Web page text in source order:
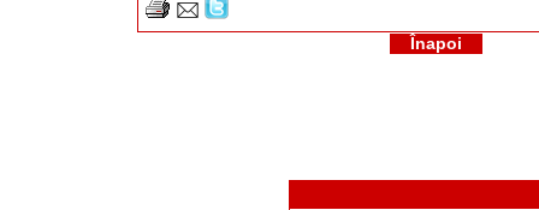
Înapoi